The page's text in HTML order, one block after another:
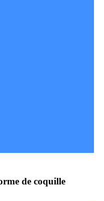
de coquille